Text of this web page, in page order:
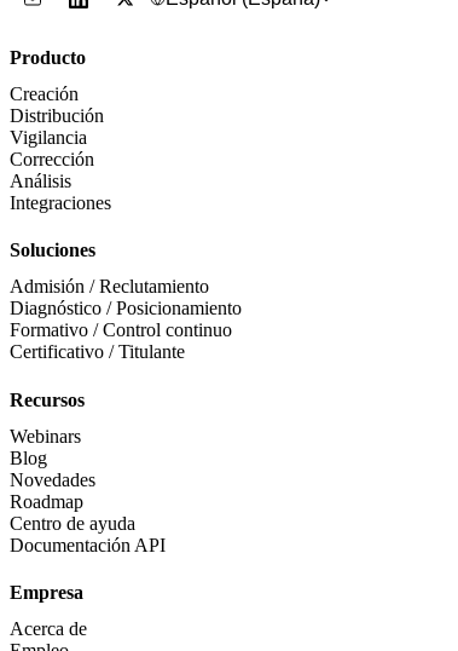
Producto
Creación
Distribución
Vigilancia
Corrección
Análisis
Integraciones
Soluciones
Admisión / Reclutamiento
Diagnóstico / Posicionamiento
Formativo / Control continuo
Certificativo / Titulante
Recursos
Webinars
Blog
Novedades
Roadmap
Centro de ayuda
Documentación API
Empresa
Acerca de